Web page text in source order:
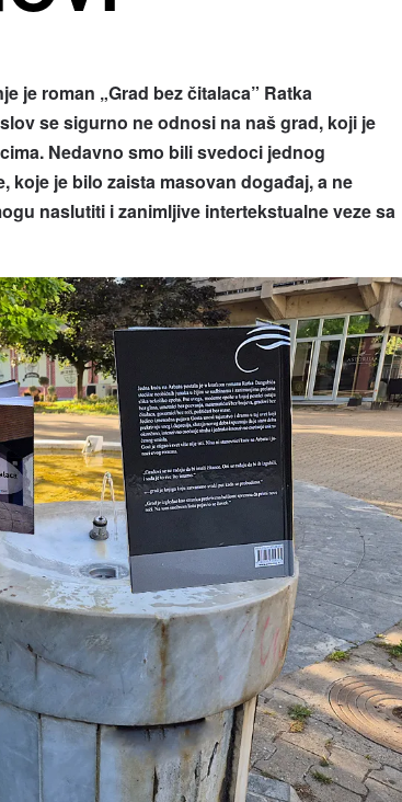
je roman „Grad bez čitalaca” Ratka
se sigurno ne odnosi na naš grad, koji je
Nedavno smo bili svedoci jednog
je bilo zaista masovan događaj, a ne
naslutiti i zanimljive intertekstualne veze sa